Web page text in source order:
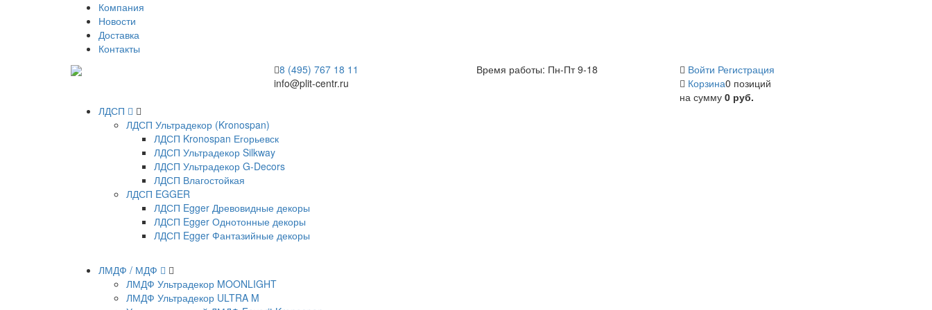
Компания
Новости
Доставка
Контакты
8 (495) 767 18 11
info@plit-centr.ru
Время работы: Пн-Пт 9-18 Войти Регистрация
Корзина0 позиций
на сумму 0 руб.
ЛДСП
ЛДСП Ультрадекор (Kronospan)
ЛДСП Kronospan Егорьевск
ЛДСП Ультрадекор Silkway
ЛДСП Ультрадекор G-Decors
ЛДСП Влагостойкая
ЛДСП EGGER
ЛДСП Egger Древовидные декоры
ЛДСП Egger Однотонные декоры
ЛДСП Egger Фантазийные декоры
ЛМДФ / МДФ
ЛМДФ Ультрадекор MOONLIGHT
ЛМДФ Ультрадекор ULTRA M